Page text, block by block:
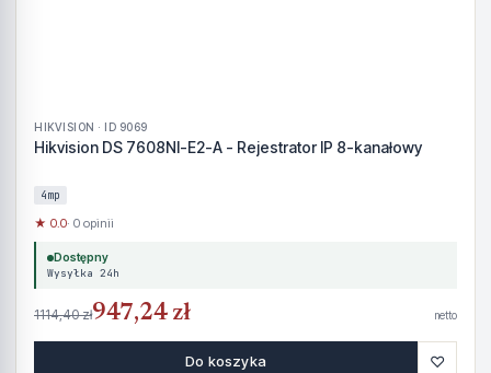
HIKVISION · ID 9069
Hikvision DS 7608NI-E2-A - Rejestrator IP 8-kanałowy
4mp
★ 0.0· 0 opinii
Dostępny
Wysyłka 24h
1114,40 zł947,24 zł netto
Do koszyka ♡